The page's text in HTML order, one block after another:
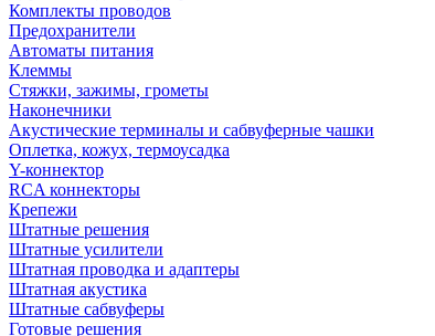
Комплекты проводов
Предохранители
Автоматы питания
Клеммы
Стяжки, зажимы, грометы
Наконечники
Акустические терминалы и сабвуферные чашки
Оплетка, кожух, термоусадка
Y-коннектор
RCA коннекторы
Крепежи
Штатные решения
Штатные усилители
Штатная проводка и адаптеры
Штатная акустика
Штатные сабвуферы
Готовые решения